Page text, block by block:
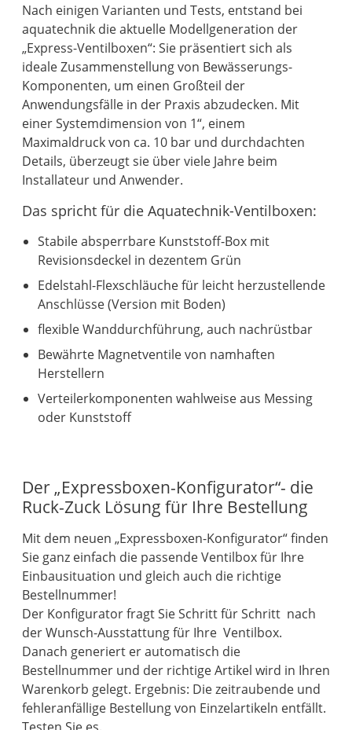
Nach einigen Varianten und Tests, entstand bei
aquatechnik die aktuelle Modellgeneration der
„Express-Ventilboxen“: Sie präsentiert sich als
ideale Zusammenstellung von Bewässerungs-
Komponenten, um einen Großteil der
Anwendungsfälle in der Praxis abzudecken. Mit
einer Systemdimension von 1“, einem
Maximaldruck von ca. 10 bar und durchdachten
Details, überzeugt sie über viele Jahre beim
Installateur und Anwender.
Das spricht für die Aquatechnik-Ventilboxen:
Stabile absperrbare Kunststoff-Box mit
Revisionsdeckel in dezentem Grün
Edelstahl-Flexschläuche für leicht herzustellende
Anschlüsse (Version mit Boden)
flexible Wanddurchführung, auch nachrüstbar
Bewährte Magnetventile von namhaften
Herstellern
Verteilerkomponenten wahlweise aus Messing
oder Kunststoff
Der „Expressboxen-Konfigurator“- die
Ruck-Zuck Lösung für Ihre Bestellung
Mit dem neuen „Expressboxen-Konfigurator“ finden
Sie ganz einfach die passende Ventilbox für Ihre
Einbausituation und gleich auch die richtige
Bestellnummer!
Der Konfigurator fragt Sie Schritt für Schritt nach
der Wunsch-Ausstattung für Ihre Ventilbox.
Danach generiert er automatisch die
Bestellnummer und der richtige Artikel wird in Ihren
Warenkorb gelegt. Ergebnis: Die zeitraubende und
fehleranfällige Bestellung von Einzelartikeln entfällt.